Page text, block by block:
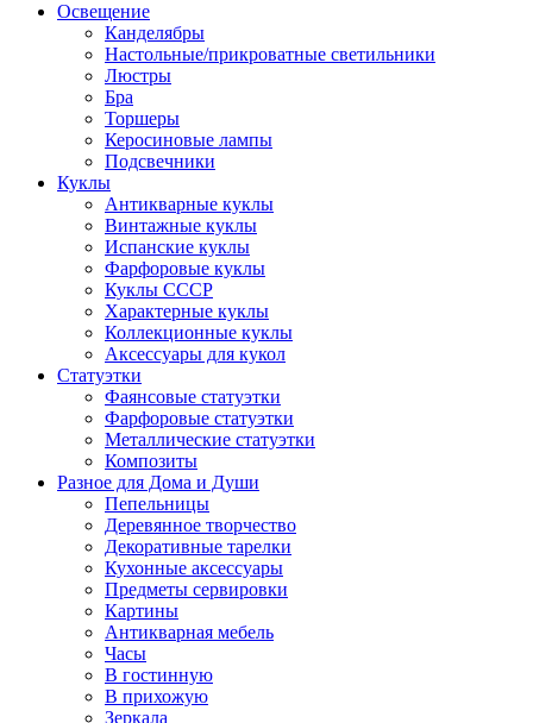
Освещение
Канделябры
Настольные/прикроватные светильники
Люстры
Бра
Торшеры
Керосиновые лампы
Подсвечники
Куклы
Антикварные куклы
Винтажные куклы
Испанские куклы
Фарфоровые куклы
Куклы СССР
Характерные куклы
Коллекционные куклы
Аксессуары для кукол
Статуэтки
Фаянсовые статуэтки
Фарфоровые статуэтки
Металлические статуэтки
Композиты
Разное для Дома и Души
Пепельницы
Деревянное творчество
Декоративные тарелки
Кухонные аксессуары
Предметы сервировки
Картины
Антикварная мебель
Часы
В гостинную
В прихожую
Зеркала